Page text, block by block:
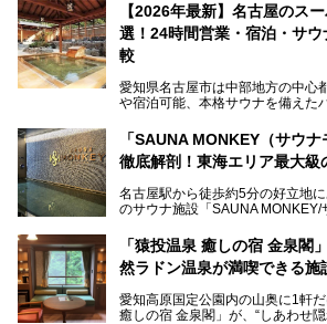
この地で30年にわたり愛され続
地元住民をはじめオープンを待ち
ないでしょうか。
老朽化した設備の補修を機に、2
ってきたというだけあって、館内
以前の4倍に拡張したという露天
容の巨大なスタジアムサウナに、
までまるごと楽しめる施設に生
今回は、全面リニューアルして新
【2026年最新】名古屋のス
選！24時間営業・宿泊・サ
較
愛知県名古屋市は中部地方の中心
や宿泊可能、本格サウナを備えた
そのため、「日々の仕事の疲れを
い」「休日に時間を忘れて1日中
くある点が魅力です！
お好みの温泉施設を見つけて楽し
「SAUNA MONKEY（サウ
徹底解剖！東海エリア最大級
名古屋駅から徒歩約5分の好立地
のサウナ施設「SAUNA MONKEY/
「名古屋駅周辺ってサウナが少な
にするだけあり、アクセスの良
今回は普段は男性専用となってい
さっそく取材してきました！
「猿投温泉 癒しの宿 金泉閣
然ラドン温泉が満喫できる施
愛知高原国定公園内の山奥に1軒
癒しの宿 金泉閣」が、“しあわせ隠